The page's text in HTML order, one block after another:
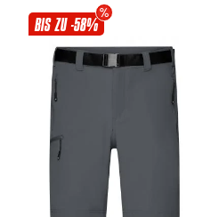
BIS ZU -58%